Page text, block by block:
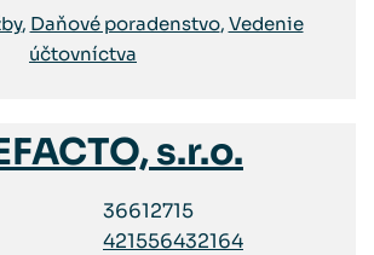
, Daňové poradenstvo, Vedenie
účtovníctva
s.r.o.
36612715
421556432164